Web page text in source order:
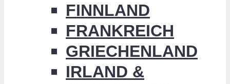
FINNLAND
FRANKREICH
GRIECHENLAND
IRLAND &